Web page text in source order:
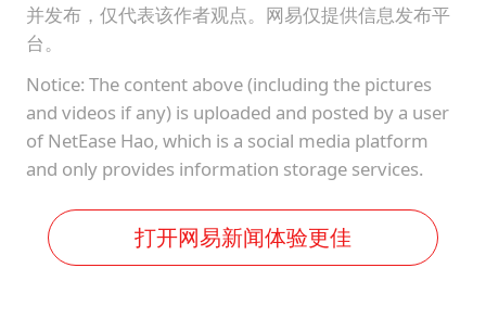
并发布，仅代表该作者观点。网易仅提供信息发布平
台。
Notice: The content above (including the pictures
and videos if any) is uploaded and posted by a user
of NetEase Hao, which is a social media platform
and only provides information storage services.
打开网易新闻体验更佳